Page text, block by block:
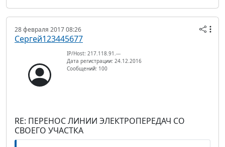
28 февраля 2017 08:26
Сергей123445677
IP/Host: 217.118.91.---
Дата регистрации: 24.12.2016
Сообщений: 100
RE: ПЕРЕНОС ЛИНИИ ЭЛЕКТРОПЕРЕДАЧ СО
СВОЕГО УЧАСТКА